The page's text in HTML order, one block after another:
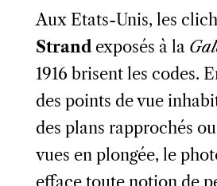
Aux Etats-Unis, les
Strandexposés à la
1916 brisent les codes.
des points de vue
des plans rapprochés
vues en plongée, le
efface toute notion de